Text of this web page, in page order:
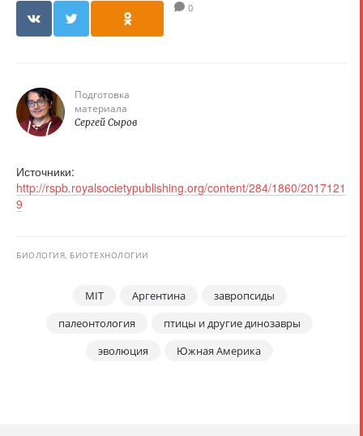
0
Подготовка
материала
Сергей Сыров
Источники:
http://rspb.royalsocietypublishing.org/content/284/1860/2017121
9
БИОЛОГИЯ, БИОТЕХНОЛОГИИ
MIT Аргентина
завропсиды
палеонтология
птицы и другие динозавры
эволюция
Южная Америка